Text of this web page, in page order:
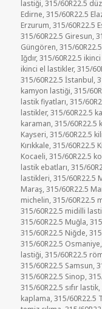
lastiği,315/60R22.5
Edirne,315/60R22.5
Erzurum,315/60R22.5
315/60R22.5 Giresun,
Güngören,315/
Iğdır,315/60R22.5 ikinci
ikinci el lastikler,315/
315/60R22.5 İstanbul,
kamyon lastiği,315/
lastik fiyatları,315/
lastikler,315/60R22.5
karaman,315/60R22.5
Kayseri,315/60R22.5
Kırıkkale,315/60R22.5
Kocaeli,315/60R22.5
lastik ebatları,315/
lastikleri,315/60R22.5
Maraş,315/60R22.5
michelin,315/60R22.5
315/60R22.5 midilli
315/60R22.5 Muğla,
315/60R22.5 Niğde,
315/60R22.5 Osmaniye
lastiği,315/60R22.5
315/60R22.5 Samsun,
315/60R22.5 Sinop,
315/60R22.5 sıfır lastik,
kaplama,315/60R22.5